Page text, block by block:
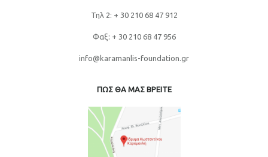
Τηλ 2: + 30 210 68 47 912
Φαξ: + 30 210 68 47 956
info@karamanlis-foundation.gr
ΠΩΣ ΘΑ ΜΑΣ ΒΡΕΙΤΕ